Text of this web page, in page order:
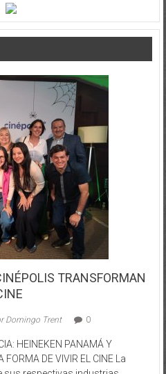
TRANSFORMAN
Domingo Trent 0
HEINEKEN PANAMÁ Y
DE VIVIR EL CINE La